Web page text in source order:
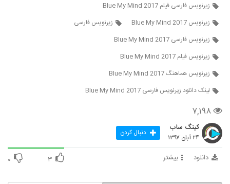
زيرنويس فارسی فيلم Blue My Mind 2017
زیرنویس Blue My Mind 2017
زیرنویس فارسی
زیرنویس فارسی Blue My Mind 2017
زیرنویس فیلم Blue My Mind 2017
زیرنویس هماهنگ Blue My Mind 2017
لينک دانلود زيرنويس فارسی Blue My Mind 2017
۷,۱۹۸
کینگ ساب
۲۴ آبان ۱۳۹۷ دنبال کردن
دانلود بیشتر ۳ ۰